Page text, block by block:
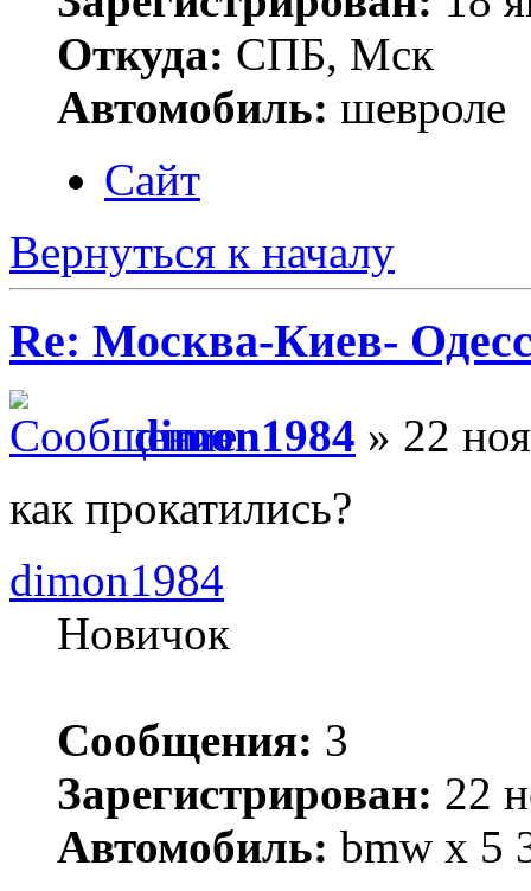
Откуда: СПБ, Мск
Автомобиль: шевроле
Сайт
Вернуться к началу
Re: Москва-Киев-
dimon1984 » 22
как прокатились?
dimon1984
Новичок
Сообщения: 3
Зарегистрирован: 22
Автомобиль: bmw x 5